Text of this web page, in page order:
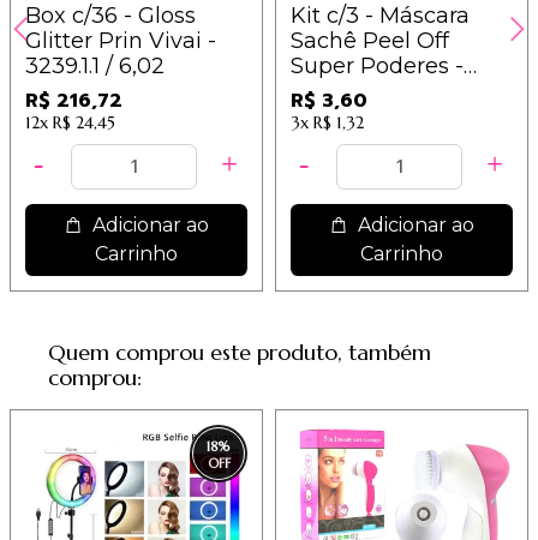
Box c/36 - Gloss
Glitter Prin Vivai -
3239.1.1 / 6,02
R$ 216,72
12x R$ 24,45
Adicionar ao
Carrinho
Kit c/3 - Máscara
Sachê Peel Off
Super Poderes -
MFSP37 - 24K
GOLD / 1,20
R$ 3,60
3x R$ 1,32
Adicionar ao
Carrinho
Quem comprou este produto, também
comprou:
18%